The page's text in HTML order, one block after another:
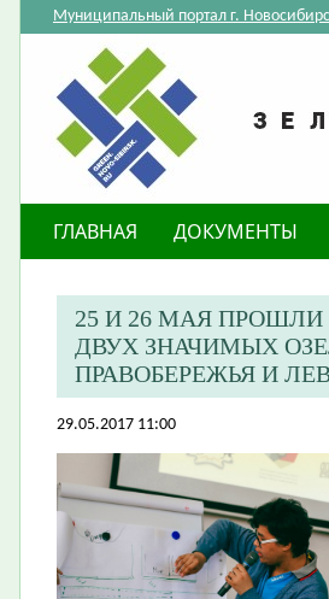
Муниципальный портал г.
ГЛАВНАЯ ДОКУМЕНТЫ
25 И 26 МАЯ
ДВУХ ЗНАЧИМЫХ
ПРАВОБЕРЕЖЬЯ И
29.05.2017 11:00